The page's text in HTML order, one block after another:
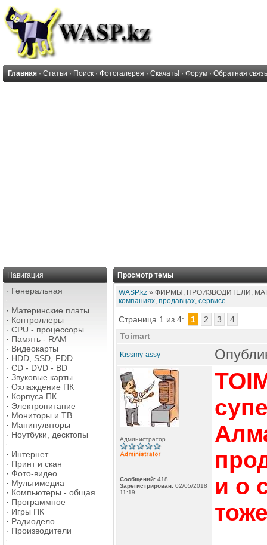
Главная · Статьи · Поиск · Фотогалерея · Скачать! · Форум · Обратная связь
Навигация
· Генеральная
· Материнские платы
· Контроллеры
· CPU - процессоры
· Память - RAM
· Видеокарты
· HDD, SSD, FDD
· CD - DVD - BD
· Звуковые карты
· Охлаждение ПК
· Корпуса ПК
· Электропитание
· Мониторы и ТВ
· Манипуляторы
· Ноутбуки, десктопы
· Интернет
· Принт и скан
· Фото-видео
· Мультимедиа
· Компьютеры - общая
· Программное
· Игры ПК
· Радиодело
· Производители
Просмотр темы
WASP.kz » ФИРМЫ, ПРОИЗВОДИТЕЛИ,
компаниях, продавцах, сервисе
Страница 1 из 4: 1 2 3
4
Toimart
Kissmy-assy
Администратор
Сообщений: 418
Зарегистрирован: 02/05/2018
11:19
и о